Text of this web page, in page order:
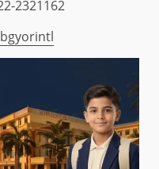
2321162